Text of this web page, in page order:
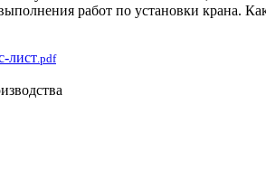
работ по установки крана.
лист.pdf